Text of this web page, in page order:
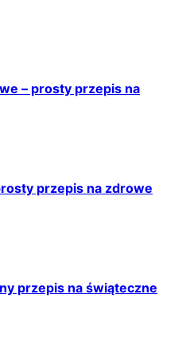
– prosty przepis na
przepis na zdrowe
przepis na świąteczne